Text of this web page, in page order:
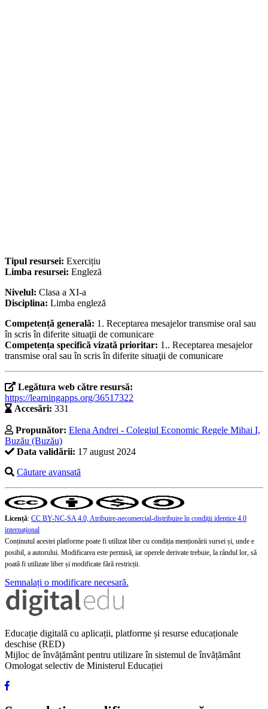
Tipul resursei: Exercițiu
Limba resursei: Engleză
Nivelul: Clasa a XI-a
Disciplina: Limba engleză
Competență generală: 1. Receptarea mesajelor transmise oral sau
în scris în diferite situaţii de comunicare
Competența specifică vizată prioritar: 1.. Receptarea mesajelor
transmise oral sau în scris în diferite situaţii de comunicare
Legătura web către resursă:
https://learningapps.org/36517322
Accesări: 331
Propunător: Elena Andrei - Colegiul Economic Regele Mihai I,
Buzău (Buzău)
Data validării: 17 august 2024
Căutare avansată
Licență: CC BY-NC-SA 4.0, Atribuire-necomercial-distribuire în condiţii identice 4.0
internațional
Conținutul acestei platforme poate fi utilizat liber cu condiția menționării sursei și, unde e
posibil, a autorului. Modificarea este permisă, iar operele derivate trebuie, la rândul lor, să
poată fi utilizate liber și modificate fără restricții.
Semnalați o modificare necesară.
Educație digitală cu aplicații, platforme și resurse educaționale
deschise (RED)
Mijloc de învățământ pentru utilizare în sistemul de învățământ
Omologat selectiv de Ministerul Educației